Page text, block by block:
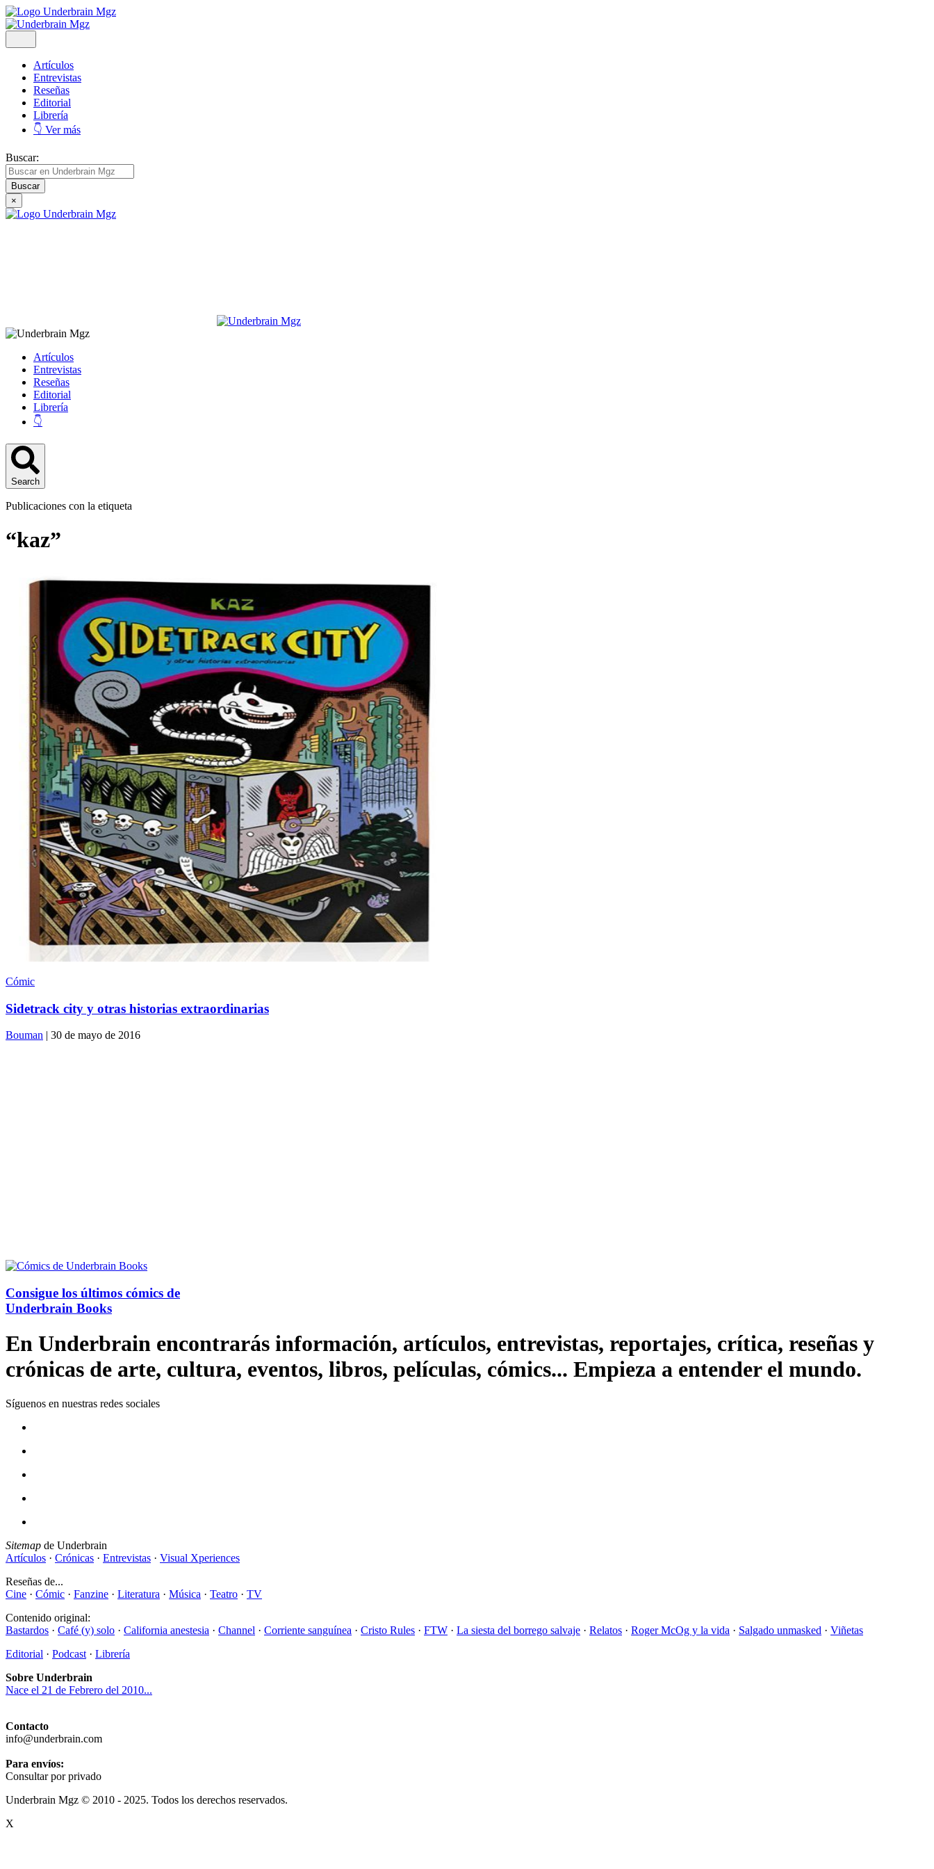
Artículos
Entrevistas
Reseñas
Editorial
Librería
👇 Ver más
Buscar:
×
Artículos
Entrevistas
Reseñas
Editorial
Librería
👇
Search
Publicaciones con la etiqueta
“kaz”
Cómic
Sidetrack city y otras historias extraordinarias
Bouman | 30 de mayo de 2016
Consigue los últimos cómics de
Underbrain Books
En Underbrain encontrarás información, artículos, entrevistas, reportajes, crítica, reseñas y
crónicas de arte, cultura, eventos, libros, películas, cómics... Empieza a entender el mundo.
Síguenos en nuestras redes sociales
Sitemap de Underbrain
Artículos · Crónicas · Entrevistas · Visual Xperiences
Reseñas de...
Cine · Cómic · Fanzine · Literatura · Música · Teatro · TV
Contenido original:
Bastardos · Café (y) solo · California anestesia · Channel · Corriente sanguínea · Cristo Rules · FTW · La siesta del borrego salvaje · Relatos · Roger McOg y la vida · Salgado unmasked · Viñetas
Editorial · Podcast · Librería
Sobre Underbrain
Nace el 21 de Febrero del 2010...
Contacto
info@underbrain.com
Para envíos:
Consultar por privado
Underbrain Mgz © 2010 - 2025. Todos los derechos reservados.
X